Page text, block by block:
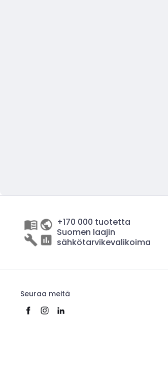
+170 000 tuotetta
Suomen laajin
sähkötarvikevalikoima
Seuraa meitä